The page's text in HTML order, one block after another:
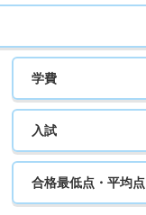
学費
入試
合格最低点・平均点